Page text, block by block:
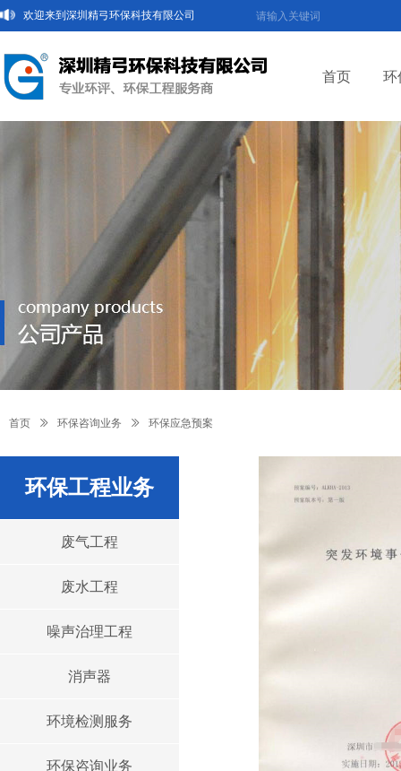
欢迎来到深圳精弓环保科技有限公司
首页 环
环保工程业务
废气工程
废水工程
噪声治理工程
消声器
环境检测服务
环保咨询业务
首页 ꅀ 环保咨询业务 ꅀ 环保应急预案